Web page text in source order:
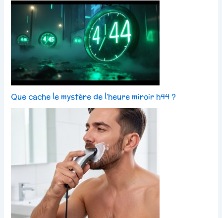
Que cache le mystère de l’heure miroir h44 ?